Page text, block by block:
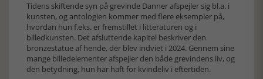
Tidens skiftende syn på grevinde Danner afspejler sig bl.a. i
kunsten, og antologien kommer med flere eksempler på,
hvordan hun f.eks. er fremstillet i litteraturen og i
billedkunsten. Det afsluttende kapitel beskriver den
bronzestatue af hende, der blev indviet i 2024. Gennem sine
mange billedelementer afspejler den både grevindens liv, og
den betydning, hun har haft for kvindeliv i eftertiden.